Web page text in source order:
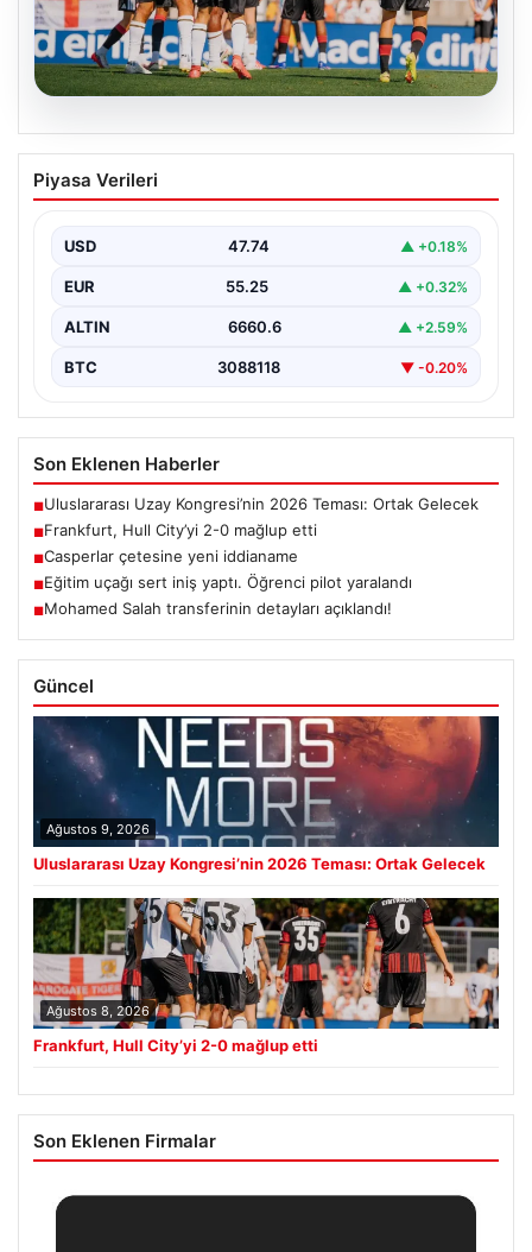
08.08.2026
Frankfurt, Hull City’yi 2-0 mağlup etti
Almanya'nın köklü futbol kulüplerinden Eintracht
Piyasa Verileri
USD 47.74 ▲ +0.18%
EUR 55.25 ▲ +0.32%
ALTIN 6660.6 ▲ +2.59%
BTC 3088118 ▼ -0.20%
Son Eklenen Haberler
■Uluslararası Uzay Kongresi’nin 2026 Teması: Ortak Gelecek
■Frankfurt, Hull City’yi 2-0 mağlup etti
■Casperlar çetesine yeni iddianame
■Eğitim uçağı sert iniş yaptı. Öğrenci pilot yaralandı
■Mohamed Salah transferinin detayları açıklandı!
Güncel
Ağustos 9, 2026
Uluslararası Uzay Kongresi’nin 2026 Teması: Ortak Gelecek
Ağustos 8, 2026
Frankfurt, Hull City’yi 2-0 mağlup etti
Son Eklenen Firmalar